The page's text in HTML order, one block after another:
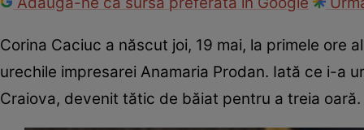
Corina Caciuc a născut joi, 19 mai, la primele ore
urechile impresarei Anamaria Prodan. Iată ce i-a
Craiova, devenit tătic de băiat pentru a treia oară.